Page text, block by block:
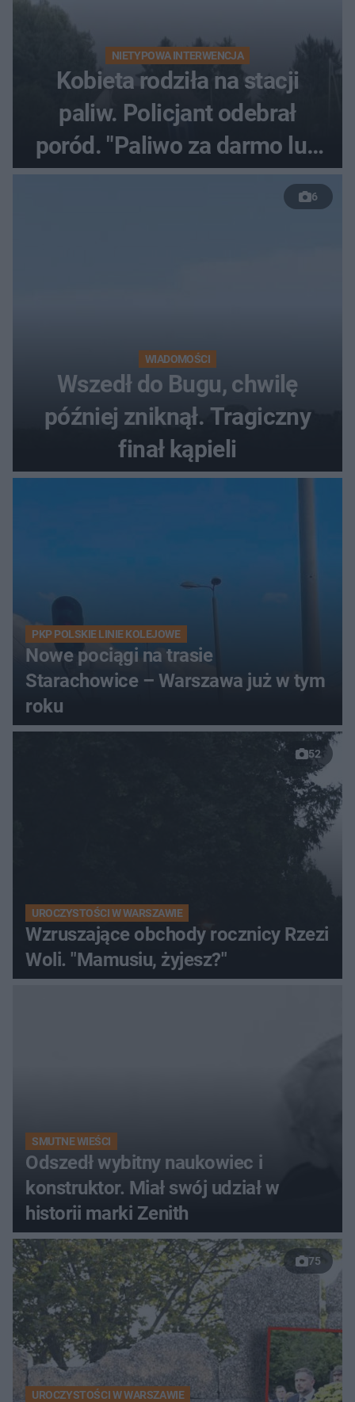
NIETYPOWA INTERWENCJA
Kobieta rodziła na stacji
paliw. Policjant odebrał
poród. "Paliwo za darmo lub
50 %!"
6
WIADOMOŚCI
Wszedł do Bugu, chwilę
później zniknął. Tragiczny
finał kąpieli
PKP POLSKIE LINIE KOLEJOWE
Nowe pociągi na trasie
Starachowice – Warszawa już w tym
roku
52
UROCZYSTOŚCI W WARSZAWIE
Wzruszające obchody rocznicy Rzezi
Woli. "Mamusiu, żyjesz?"
SMUTNE WIEŚCI
Odszedł wybitny naukowiec i
konstruktor. Miał swój udział w
historii marki Zenith
75
UROCZYSTOŚCI W WARSZAWIE